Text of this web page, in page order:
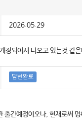
2026.05.29
정되어서 나오고 있는것 같
답변완료
출간예정이오나, 현재로써